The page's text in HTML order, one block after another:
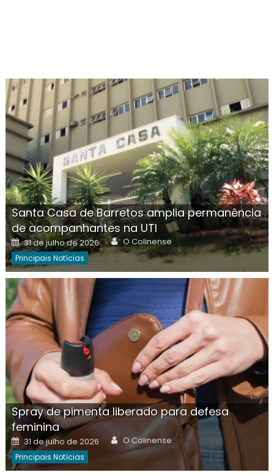
Santa Casa de Barretos amplia permanência
de acompanhantes na UTI
Posted
on
31 de julho de 2026 Author
O Colinense
Principais Notícias
Spray de pimenta liberado para defesa
feminina
Posted
on
31 de julho de 2026 Author
O Colinense
Principais Notícias